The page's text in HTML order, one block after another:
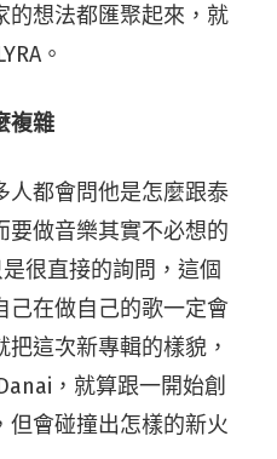
的想法都匯聚起來，就
。
複雜
人都會問他是怎麼跟泰
要做音樂其實不必想的
很直接的詢問，這個
己在做自己的歌一定會
這次新專輯的樣貌，
，就算跟一開始創
但會碰撞出怎樣的新火